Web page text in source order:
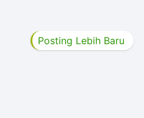
Posting Lebih Baru